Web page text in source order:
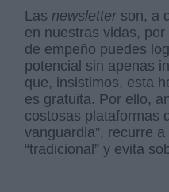
Las newsletter son, a
en nuestras vidas,
de empeño puedes
potencial sin apenas
que, insistimos, esta
es gratuita. Por ello,
costosas plataformas
vanguardia”, recurre
“tradicional” y evita